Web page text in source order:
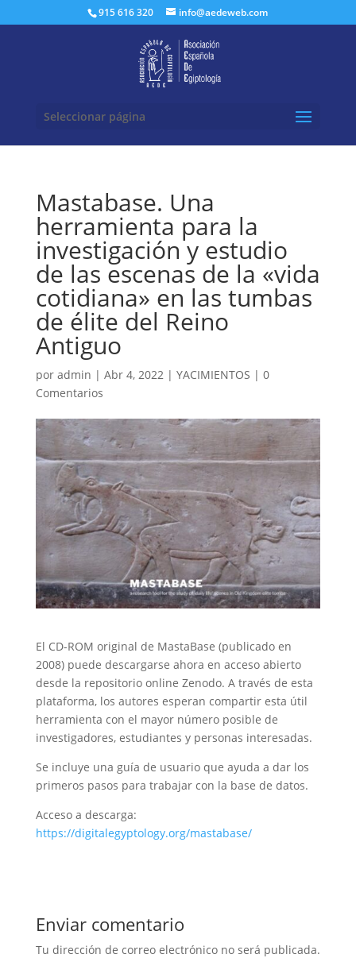
915 616 320 info@aedeweb.com
Seleccionar página
Mastabase. Una
herramienta para la
investigación y estudio
de las escenas de la «vida
cotidiana» en las tumbas
de élite del Reino
Antiguo
por admin | Abr 4, 2022| YACIMIENTOS | 0
Comentarios
El CD-ROM original de MastaBase (publicado en
2008) puede descargarse ahora en acceso abierto
desde la repositorio online Zenodo. A través de esta
plataforma, los autores esperan compartir esta útil
herramienta con el mayor número posible de
investigadores, estudiantes y personas interesadas.
Se incluye una guía de usuario que ayuda a dar los
primeros pasos para trabajar con la base de datos.
Acceso a descarga:
https://digitalegyptology.org/mastabase/
Enviar comentario
Tu dirección de correo electrónico no será publicada.